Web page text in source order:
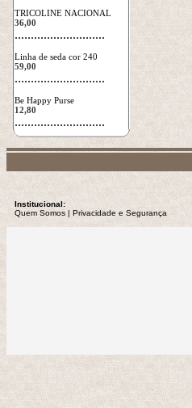
TRICOLINE NACIONAL
36,00
............................
Linha de seda cor 240
59,00
............................
Be Happy Purse
12,80
............................
Institucional:
Quem Somos | Privacidade e Segurança